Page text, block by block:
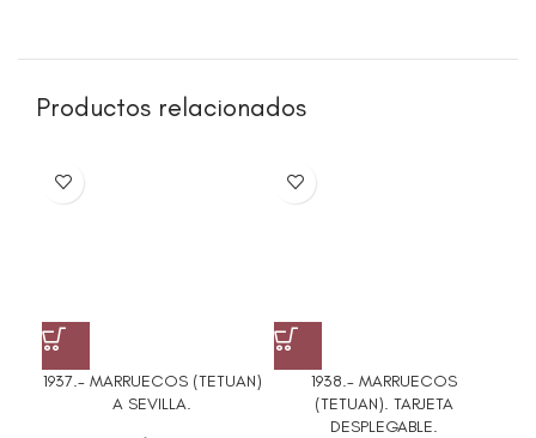
Productos relacionados
1937.- MARRUECOS (TETUAN)
A SEVILLA.
1938.- MARRUECOS
(TETUAN). TARJETA
DESPLEGABLE.